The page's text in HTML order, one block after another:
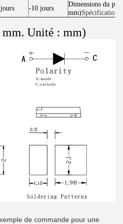
-10 jours
Dimensions du
mm)Spécifications
Unité : mm)
de commande pour une